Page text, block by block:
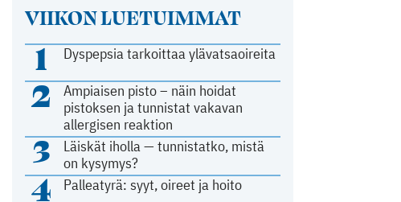
VIIKON LUETUIMMAT
1 Dyspepsia tarkoittaa ylävatsaoireita
2
Ampiaisen pisto – näin hoidat
pistoksen ja tunnistat vakavan
allergisen reaktion
3
Läiskät iholla — tunnistatko, mistä
on kysymys?
4 Palleatyrä: syyt, oireet ja hoito